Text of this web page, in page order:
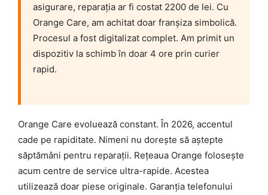
asigurare, reparația ar fi costat 2200 de lei. Cu
Orange Care, am achitat doar franșiza simbolică.
Procesul a fost digitalizat complet. Am primit un
dispozitiv la schimb în doar 4 ore prin curier
rapid.
Orange Care evoluează constant. În 2026, accentul
cade pe rapiditate. Nimeni nu dorește să aștepte
săptămâni pentru reparații. Rețeaua Orange folosește
acum centre de service ultra-rapide. Acestea
utilizează doar piese originale. Garanția telefonului